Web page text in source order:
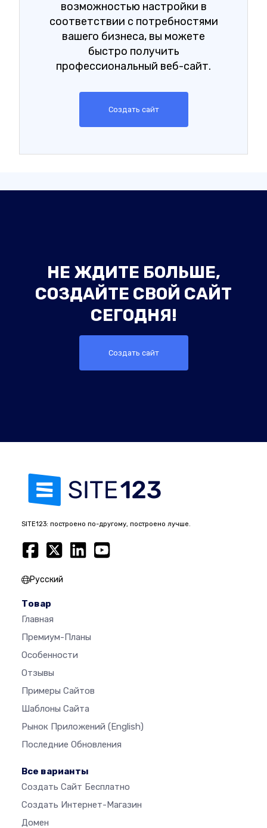
возможностью настройки в
соответствии с потребностями
вашего бизнеса, вы можете
быстро получить
профессиональный веб-сайт.
Создать сайт
НЕ ЖДИТЕ БОЛЬШЕ,
СОЗДАЙТЕ СВОЙ САЙТ
СЕГОДНЯ!
Создать сайт
SITE123: построено по-другому, построено лучше.
Русский
Товар
Главная
Премиум-Планы
Особенности
Отзывы
Примеры Сайтов
Шаблоны Сайта
Рынок Приложений (English)
Последние Обновления
Все варианты
Создать Сайт Бесплатно
Создать Интернет-Магазин
Домен